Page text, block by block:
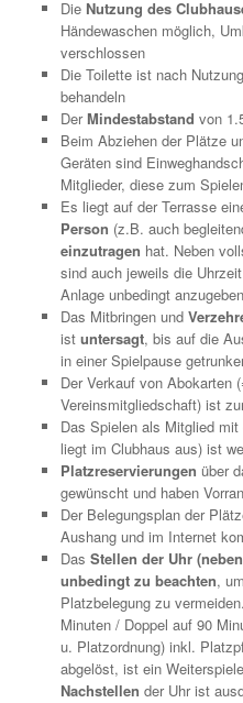
Die Nutzung des
Händewaschen möglich,
verschlossen
Die Toilette ist nach
behandeln
DerMindestabstand von
Beim Abziehen der Plätze
Geräten sind
Mitglieder, diese zum
Es liegt auf der Terrasse
Person (z.B. auch
einzutragen hat. Neben
sind auch jeweils die
Anlage unbedingt
Das Mitbringen und
ist untersagt, bis auf die
in einer Spielpause
Der Verkauf von Abokarten
Vereinsmitgliedschaft) ist
Das Spielen als Mitglied
liegt im Clubhaus aus) ist
Platzreservierungen über
gewünscht und haben
Der Belegungsplan der
Aushang und im Internet
Das Stellen der Uhr
unbedingt zu beachten,
Platzbelegung zu
Minuten / Doppel auf 90
u. Platzordnung) inkl.
abgelöst, ist ein
Nachstellen der Uhr ist